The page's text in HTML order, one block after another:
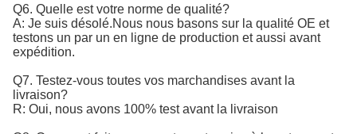
Q6. Quelle est votre norme de qualité?
A: Je suis désolé.Nous nous basons sur la qualité OE et
testons un par un en ligne de production et aussi avant
expédition.
Q7. Testez-vous toutes vos marchandises avant la
livraison?
R: Oui, nous avons 100% test avant la livraison